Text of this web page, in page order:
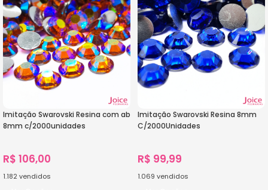
Imitação Swarovski Resina com ab
8mm c/2000unidades
R$ 106,00
1.182 vendidos
Imitação Swarovski Resina 8mm
C/2000Unidades
R$ 99,99
1.069 vendidos